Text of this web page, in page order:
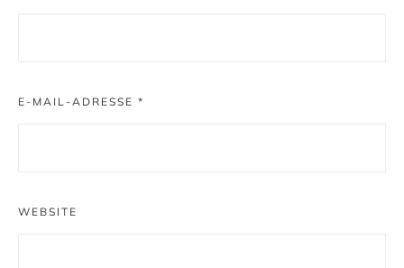
E-MAIL-ADRESSE *
WEBSITE